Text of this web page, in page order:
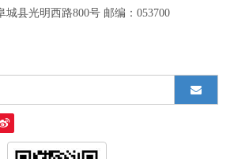
县光明西路800号 邮编：053700